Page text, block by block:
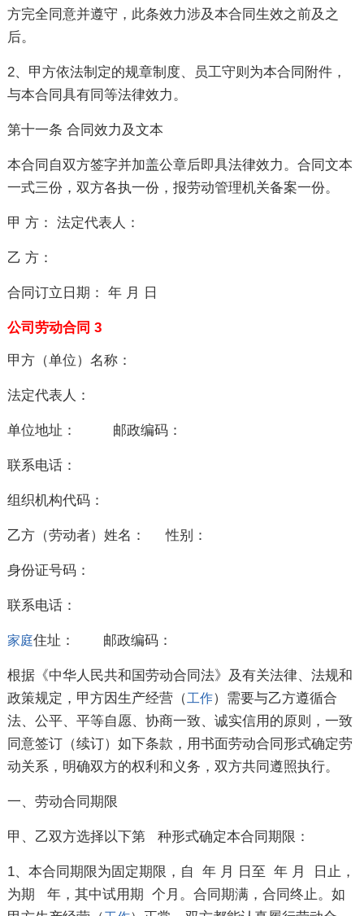
方完全同意并遵守，此条效力涉及本合同生效之前及之
后。
2、甲方依法制定的规章制度、员工守则为本合同附件，
与本合同具有同等法律效力。
第十一条 合同效力及文本
本合同自双方签字并加盖公章后即具法律效力。合同文本
一式三份，双方各执一份，报劳动管理机关备案一份。
甲 方： 法定代表人：
乙 方：
合同订立日期： 年 月 日
公司 劳动合同 3
甲方（单位）名称：
法定代表人：
单位地址： 邮政编码：
联系电话：
组织机构代码：
乙方（劳动者）姓名： 性别：
身份证号码：
联系电话：
家庭住址： 邮政编码：
根据《中华人民共和国劳动合同法》及有关法律、法规和
政策规定，甲方因生产经营（工作）需要与乙方遵循合
法、公平、平等自愿、协商一致、诚实信用的原则，一致
同意签订（续订）如下条款，用书面劳动合同形式确定劳
动关系，明确双方的权利和义务，双方共同遵照执行。
一、劳动合同期限
甲、乙双方选择以下第 种形式确定本合同期限：
1、本合同期限为固定期限，自 年 月 日至 年 月 日止，
为期 年，其中试用期 个月。合同期满，合同终止。如